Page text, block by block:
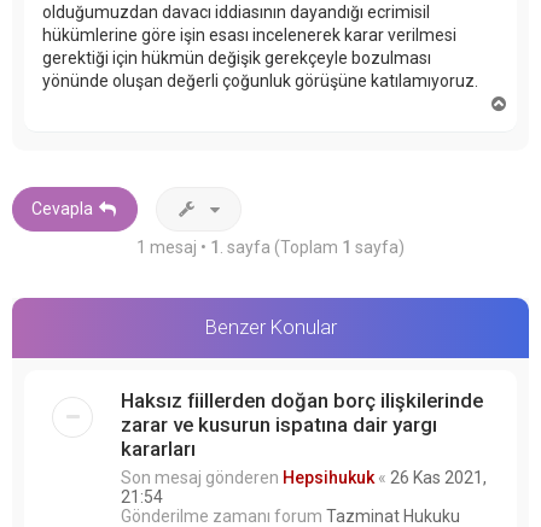
olduğumuzdan davacı iddiasının dayandığı ecrimisil
hükümlerine göre işin esası incelenerek karar verilmesi
gerektiği için hükmün değişik gerekçeyle bozulması
yönünde oluşan değerli çoğunluk görüşüne katılamıyoruz.
Cevapla
1 mesaj • 1 . sayfa (Toplam 1 sayfa)
Benzer Konular
Haksız fiillerden doğan borç ilişkilerinde
zarar ve kusurun ispatına dair yargı
kararları
Son mesaj gönderen Hepsihukuk « 26 Kas 2021,
21:54
Gönderilme zamanı forum Tazminat Hukuku